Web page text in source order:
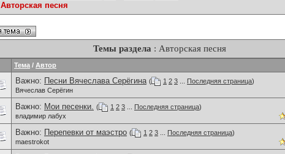
Авторская песня
Темы раздела : Авторская песня
Тема / Автор
Важно: Песни Вячеслава Серёгина ( 1 2 3 Последняя страница)
Вячеслав Серёгин
Важно: Мои песенки. ( 1 2 3 Последняя страница)
владимир лабух
Важно: Перепевки от маэстро ( 1 2 3 Последняя страница)
maestrokot